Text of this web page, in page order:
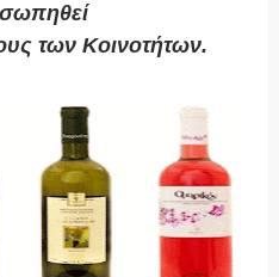
των Κοινοτήτων.